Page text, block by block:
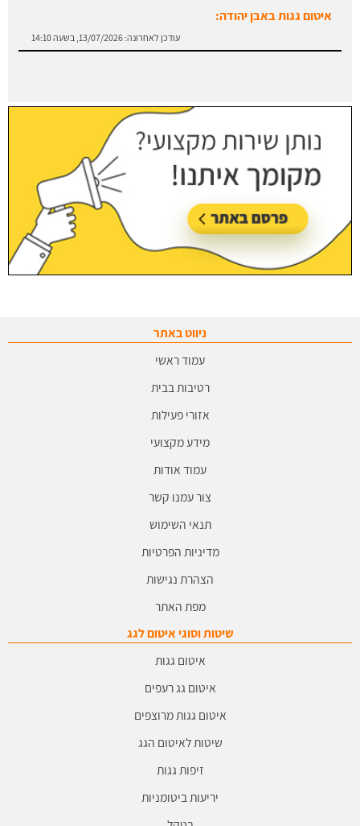
איטום גגות באבן יהודה:
עודכן לאחרונה: 13/07/2026, בשעה 14:10
ניווט באתר
עמוד ראשי
רטיבות בבית
אזורי פעילות
מידע מקצועי
עמוד אודות
צור עמנו קשר
תנאי השימוש
מדיניות הפרטיות
הצהרת נגישות
מפת האתר
שיטות וסוגי איטום לגג
איטום גגות
איטום גג רעפים
איטום גגות מרוצפים
שיטות לאיטום הגג
זיפות גגות
יריעות ביטומניות